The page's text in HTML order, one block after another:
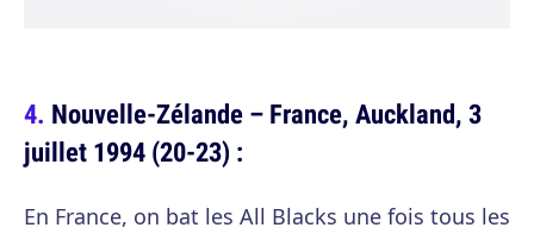
Nouvelle-Zélande – France, Auckland, 3
juillet 1994 (20-23) :
En France, on bat les All Blacks une fois tous les